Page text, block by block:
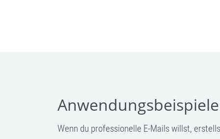
Anwendungsbeispiele
Wenn du professionelle E-Mails willst,